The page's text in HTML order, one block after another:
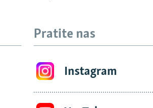
Pratite nas
Instagram